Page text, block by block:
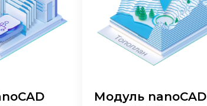
Модуль nanoCAD